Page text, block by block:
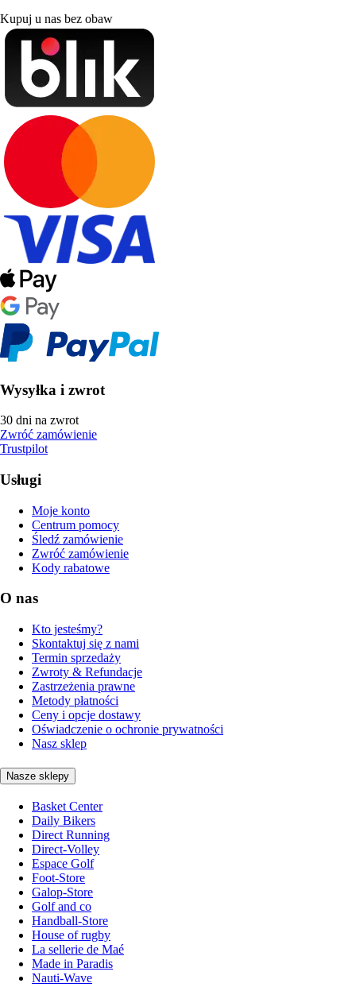
Kupuj u nas bez obaw
Wysyłka i zwrot
30 dni na zwrot
Zwróć zamówienie
Trustpilot
Usługi
Moje konto
Centrum pomocy
Śledź zamówienie
Zwróć zamówienie
Kody rabatowe
O nas
Kto jesteśmy?
Skontaktuj się z nami
Termin sprzedaży
Zwroty & Refundacje
Zastrzeżenia prawne
Metody płatności
Ceny i opcje dostawy
Oświadczenie o ochronie prywatności
Nasz sklep
Nasze sklepy
Basket Center
Daily Bikers
Direct Running
Direct-Volley
Espace Golf
Foot-Store
Galop-Store
Golf and co
Handball-Store
House of rugby
La sellerie de Maé
Made in Paradis
Nauti-Wave